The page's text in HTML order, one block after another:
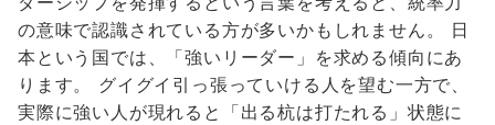
の意味で認識されている方が多いかもしれません。 日
本という国では、「強いリーダー」を求める傾向にあ
ります。 グイグイ引っ張っていける人を望む一方で、
実際に強い人が現れると「出る杭は打たれる」状態に